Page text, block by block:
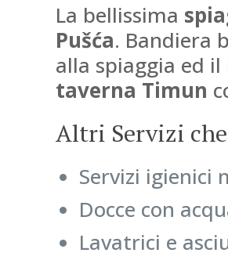
La bellissima
Pušća. Bandiera
alla spiaggia ed il
taverna Timun
Altri Servizi
Servizi igienici
Docce con
Lavatrici e